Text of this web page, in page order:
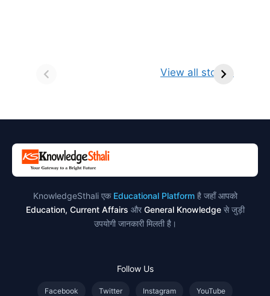
View all stories
किसे कहते है?
ज्योतिर्लिंग | नाम,
KnowledgeSthali एक Educational Platformहै जहाँ आपको
Education, Current Affairs और General Knowledgeसे जुड़ी
उपयोगी जानकारी मिलती है।
Follow Us
Facebook Twitter Instagram YouTube